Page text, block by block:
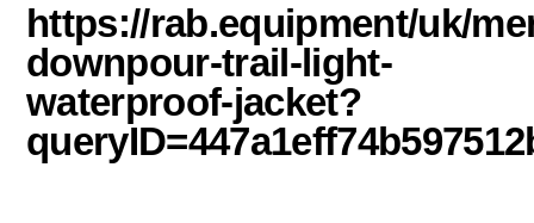
https://rab.equipment/uk/
downpour-trail-light-
waterproof-jacket?